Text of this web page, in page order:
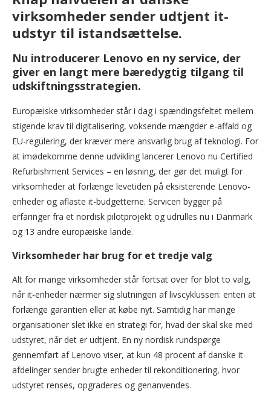
virksomheder sender udtjent it-
udstyr til istandsættelse.
Nu introducerer Lenovo en ny service, der
giver en langt mere bæredygtig tilgang til
udskiftningsstrategien.
Europæiske virksomheder står i dag i spændingsfeltet mellem
stigende krav til digitalisering, voksende mængder e-affald og
EU-regulering, der kræver mere ansvarlig brug af teknologi. For
at imødekomme denne udvikling lancerer Lenovo nu Certified
Refurbishment Services – en løsning, der gør det muligt for
virksomheder at forlænge levetiden på eksisterende Lenovo-
enheder og aflaste it-budgetterne. Servicen bygger på
erfaringer fra et nordisk pilotprojekt og udrulles nu i Danmark
og 13 andre europæiske lande.
Virksomheder har brug for et tredje valg
Alt for mange virksomheder står fortsat over for blot to valg,
når it-enheder nærmer sig slutningen af livscyklussen: enten at
forlænge garantien eller at købe nyt. Samtidig har mange
organisationer slet ikke en strategi for, hvad der skal ske med
udstyret, når det er udtjent. En ny nordisk rundspørge
gennemført af Lenovo viser, at kun 48 procent af danske it-
afdelinger sender brugte enheder til rekonditionering, hvor
udstyret renses, opgraderes og genanvendes.